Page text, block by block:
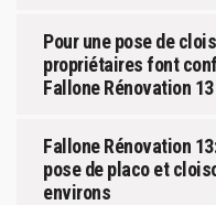
Pour une pose de
propriétaires font
Fallone Rénovation 13
Fallone Rénovation
pose de placo et
environs